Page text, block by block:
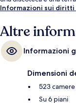
lodano il personale
Informazioni sui diritti
Altre
Informazioni
Dimensioni
523 camere
Su 6 piani